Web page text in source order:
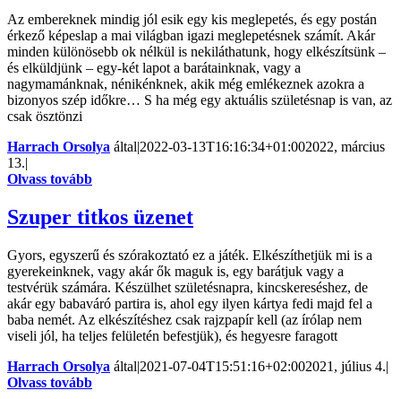
Az embereknek mindig jól esik egy kis meglepetés, és egy postán
érkező képeslap a mai világban igazi meglepetésnek számít. Akár
minden különösebb ok nélkül is nekiláthatunk, hogy elkészítsünk –
és elküldjünk – egy-két lapot a barátainknak, vagy a
nagymamánknak, nénikénknek, akik még emlékeznek azokra a
bizonyos szép időkre… S ha még egy aktuális születésnap is van, az
csak ösztönzi
Harrach Orsolya által|2022-03-13T16:16:34+01:002022, március
13.|
Olvass tovább
Szuper titkos üzenet
Gyors, egyszerű és szórakoztató ez a játék. Elkészíthetjük mi is a
gyerekeinknek, vagy akár ők maguk is, egy barátjuk vagy a
testvérük számára. Készülhet születésnapra, kincskereséshez, de
akár egy babaváró partira is, ahol egy ilyen kártya fedi majd fel a
baba nemét. Az elkészítéshez csak rajzpapír kell (az írólap nem
viseli jól, ha teljes felületén befestjük), és hegyesre faragott
Harrach Orsolya által|2021-07-04T15:51:16+02:002021, július 4.|
Olvass tovább